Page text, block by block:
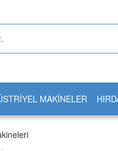
MAKİNELER